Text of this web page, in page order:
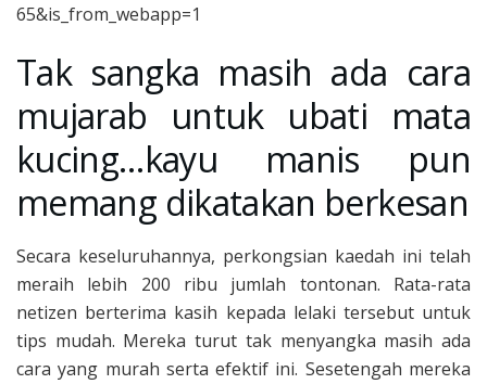
65&is_from_webapp=1
Tak sangka masih ada cara
mujarab untuk ubati mata
kucing…kayu manis pun
memang dikatakan berkesan
Secara keseluruhannya, perkongsian kaedah ini telah
meraih lebih 200 ribu jumlah tontonan. Rata-rata
netizen berterima kasih kepada lelaki tersebut untuk
tips mudah. Mereka turut tak menyangka masih ada
cara yang murah serta efektif ini. Sesetengah mereka